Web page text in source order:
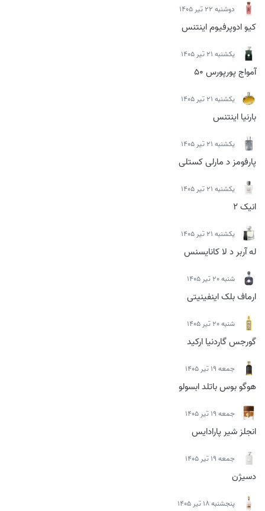
دوشنبه 22 تیر 1405
کیو ادوپرفیوم اینتنس
يكشنبه 21 تیر 1405
آمواج پورپورس 50
يكشنبه 21 تیر 1405
بارنیا اینتنس
يكشنبه 21 تیر 1405
پارفومز د مارلی کستلی
يكشنبه 21 تیر 1405
انیک 2
يكشنبه 21 تیر 1405
له آربر د لا کانایسنس
شنبه 20 تیر 1405
ارماف بلک اینفینیتی
شنبه 20 تیر 1405
گورجس گاردنیا ارکید
جمعه 19 تیر 1405
هوگو بوس باتلد ابسولو
جمعه 19 تیر 1405
انجلز شیر پارادایس
جمعه 19 تیر 1405
دسیژن
پنجشنبه 18 تیر 1405